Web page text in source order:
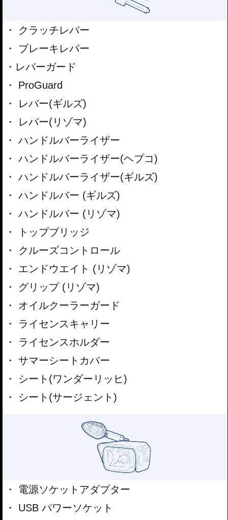
クラッチレバー
ブレーキレバー
レバーガード
ProGuard
レバー(ギルズ)
レバー(リゾマ)
ハンドルバーライザー
ハンドルバーライザー(ヘプコ)
ハンドルバーライザー(ギルズ)
ハンドルバー (ギルズ)
ハンドルバー (リゾマ)
トップブリッジ
クルーズコントロール
エンドウエイト (リゾマ)
グリップ (リゾマ)
オイルクーラーガード
ライセンスキャリー
ライセンスホルダー
サマーシートカバー
シート(ワンダーリッヒ)
シート(サージェント)
電源ソケットアダプター
USB パワーソケット